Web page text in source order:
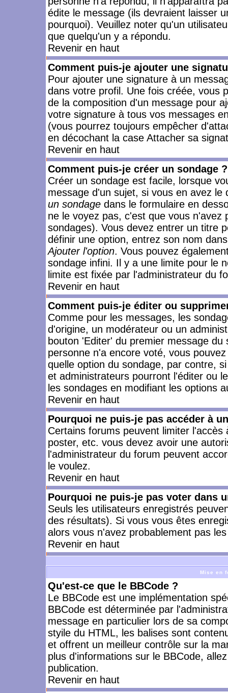
édite le message (ils devraient laisser
pourquoi). Veuillez noter qu'un
que quelqu'un y a répondu.
Revenir en haut
Comment puis-je ajouter une
Pour ajouter une signature à un
dans votre profil. Une fois créée, vous
de la composition d'un message pour
votre signature à tous vos messages
(vous pourrez toujours empêcher
en décochant la case Attacher sa
Revenir en haut
Comment puis-je créer un sondage ?
Créer un sondage est facile, lorsque
message d'un sujet, si vous en avez
un sondage dans le formulaire en
ne le voyez pas, c'est que vous
sondages). Vous devez entrer un titre
définir une option, entrez son nom
Ajouter l'option. Vous pouvez
sondage infini. Il y a une limite pour le
limite est fixée par l'administrateur du
Revenir en haut
Comment puis-je éditer ou
Comme pour les messages, les
d'origine, un modérateur ou un
bouton 'Editer' du premier message
personne n'a encore voté, vous
quelle option du sondage, par contre,
et administrateurs pourront l'éditer ou
les sondages en modifiant les options
Revenir en haut
Pourquoi ne puis-je pas accéder à
Certains forums peuvent limiter
poster, etc. vous devez avoir une
l'administrateur du forum peuvent
le voulez.
Revenir en haut
Pourquoi ne puis-je pas voter dans
Seuls les utilisateurs enregistrés
des résultats). Si vous vous êtes
alors vous n'avez probablement pas
Revenir en haut
Mise en
Qu'est-ce que le BBCode ?
Le BBCode est une implémentation
BBCode est déterminée par
message en particulier lors de sa
styile du HTML, les balises sont
et offrent un meilleur contrôle sur la
plus d'informations sur le BBCode,
publication.
Revenir en haut